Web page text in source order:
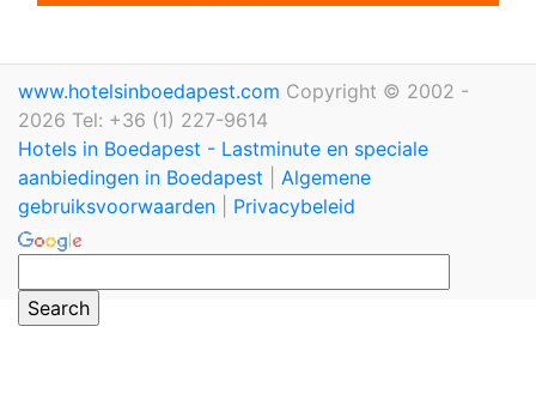
www.hotelsinboedapest.com Copyright © 2002 -
2026 Tel: +36 (1) 227-9614
Hotels in Boedapest - Lastminute en speciale
aanbiedingen in Boedapest
Algemene
gebruiksvoorwaarden
Privacybeleid